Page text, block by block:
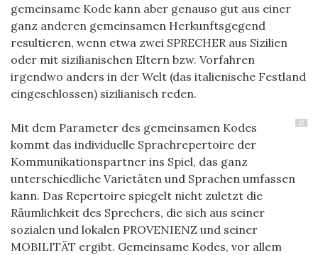
gemeinsame Kode kann aber genauso gut aus einer
ganz anderen gemeinsamen Herkunftsgegend
resultieren, wenn etwa zwei SPRECHER aus Sizilien
oder mit sizilianischen Eltern bzw. Vorfahren
irgendwo anders in der Welt (das italienische Festland
eingeschlossen) sizilianisch reden.
12
Mit dem Parameter des gemeinsamen Kodes
kommt das individuelle Sprachrepertoire der
Kommunikationspartner ins Spiel, das ganz
unterschiedliche Varietäten und Sprachen umfassen
kann. Das Repertoire spiegelt nicht zuletzt die
Räumlichkeit des Sprechers, die sich aus seiner
sozialen und lokalen PROVENIENZ und seiner
MOBILITÄT ergibt. Gemeinsame Kodes, vor allem